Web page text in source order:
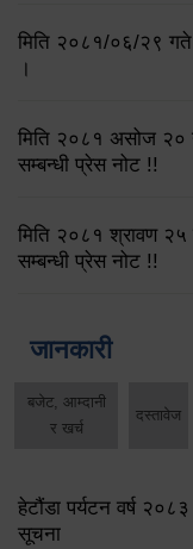
मिति २०८१/०६/२९ गते
।
मिति २०८१ असोज २०
सम्बन्धी प्रेस नोट !!
मिति २०८१ श्रावण २५
सम्बन्धी प्रेस नोट !!
जानकारी
बजेट, आम्दानी
र खर्च
दस्तावेज
हेटौंडा पर्यटन वर्ष
सूचना